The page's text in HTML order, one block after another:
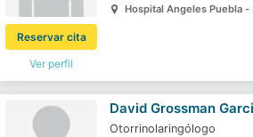
Ver perfil
Reservar cita
Hospital Angeles Puebla -
David Grossman
Otorrinolaringólogo